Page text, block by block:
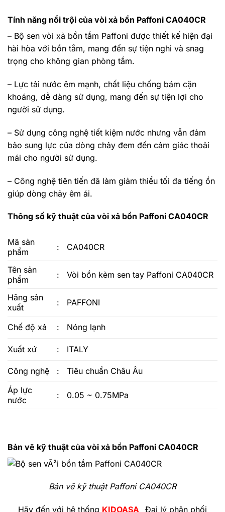
Tính năng nổi trội của vòi xả bồn Paffoni CA040CR
– Bộ sen vòi xả bồn tắm Paffoni được thiết kế hiện đại
hài hòa với bồn tắm, mang đến sự tiện nghi và snag
trọng cho không gian phòng tắm.
– Lực tải nước êm mạnh, chất liệu chống bám cặn
khoáng, dễ dàng sử dụng, mang đến sự tiện lợi cho
người sử dụng.
– Sử dụng công nghệ tiết kiệm nước nhưng vẫn đảm
bảo sung lực của dòng chảy đem đến cảm giác thoải
mái cho người sử dụng.
– Công nghệ tiên tiến đã làm giảm thiểu tối đa tiếng ồn
giúp dòng chảy êm ái.
Thông số kỹ thuật của vòi xả bồn Paffoni CA040CR
Mã sản
phẩm
: CA040CR
Tên sản
phẩm
: Vòi bồn kèm sen tay Paffoni CA040CR
Hãng sản
xuất
: PAFFONI
Chế độ xả : Nóng lạnh
Xuất xứ : ITALY
Công nghệ :
Tiêu chuẩn Châu Âu
Áp lực
nước
: 0.05 ~ 0.75MPa
Bản vẽ kỹ thuật của vòi xả bồn Paffoni CA040CR
Bản vẽ kỹ thuật Paffoni CA040CR
Hãy đến với hệ thống KIDOASA _ Đại lý phân phối